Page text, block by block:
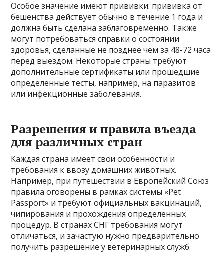
Особое значение имеют прививки: прививка от
бешенства действует обычно в течение 1 года и
должна быть сделана заблаговременно. Также
могут потребоваться справки о состоянии
здоровья, сделанные не позднее чем за 48-72 часа
перед выездом. Некоторые страны требуют
дополнительные сертификаты или прошедшие
определенные тесты, например, на паразитов
или инфекционные заболевания.
Разрешения и правила въезда
для различных стран
Каждая страна имеет свои особенности и
требования к ввозу домашних животных.
Например, при путешествии в Европейский Союз
правила оговорены в рамках системы «Pet
Passport» и требуют официальных вакцинаций,
чипирования и прохождения определенных
процедур. В странах СНГ требования могут
отличаться, и зачастую нужно предварительно
получить разрешение у ветеринарных служб.